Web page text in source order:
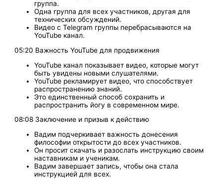
группа.
Одна группа для всех участников, другая для
технических обсуждений.
Видео с Telegram группы перебрасываются на
YouTube канал.
05:20 Важность YouTube для продвижения
YouTube канал показывает видео, которые могут
быть увидены новыми слушателями.
YouTube рекламирует видео, что способствует
распространению знаний.
Это единственный способ сохранить и
распространить йогу в современном мире.
08:08 Заключение и призыв к действию
Вадим подчеркивает важность донесения
философии открытости до всех участников.
Он просит скачать и разослать инструкцию своим
наставникам и ученикам.
Вадим завершает запись, чтобы она стала
инструкцией для всех.